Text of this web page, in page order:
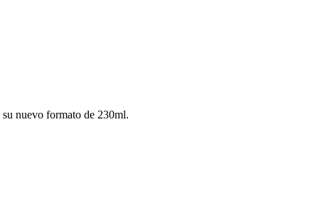
nuevo formato de 230ml.